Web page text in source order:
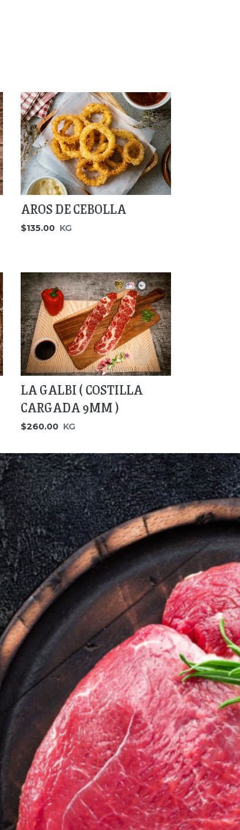
AROS DE CEBOLLA
$135.00 KG
LA GALBI ( COSTILLA
CARGADA 9MM )
$260.00 KG